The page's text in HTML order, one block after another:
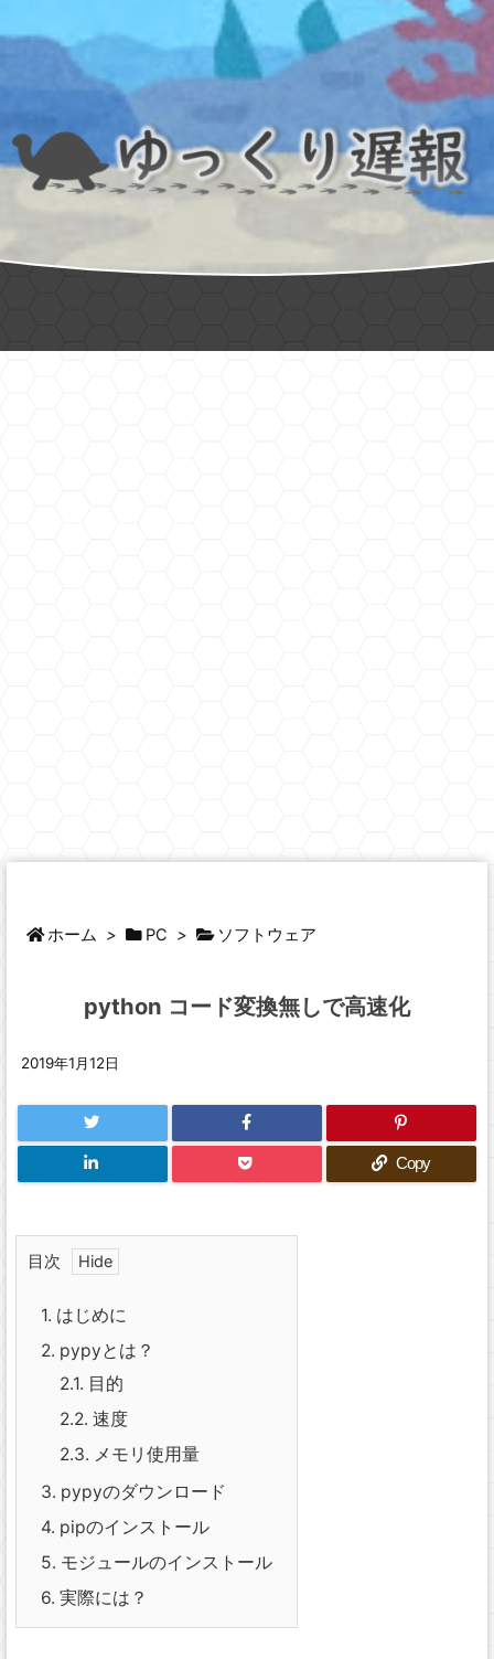
ホーム > PC > ソフトウェア
python コード変換無しで高速化
2019年1月12日
Copy
目次
1. はじめに
2. pypyとは？
2.1. 目的
2.2. 速度
2.3. メモリ使用量
3. pypyのダウンロード
4. pipのインストール
5. モジュールのインストール
6. 実際には？